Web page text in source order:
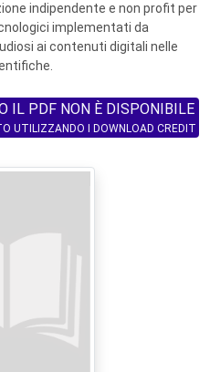
indipendente e non profit per
implementati da
ai contenuti digitali nelle
IL PDF NON È DISPONIBILE
UTILIZZANDO I DOWNLOAD CREDIT